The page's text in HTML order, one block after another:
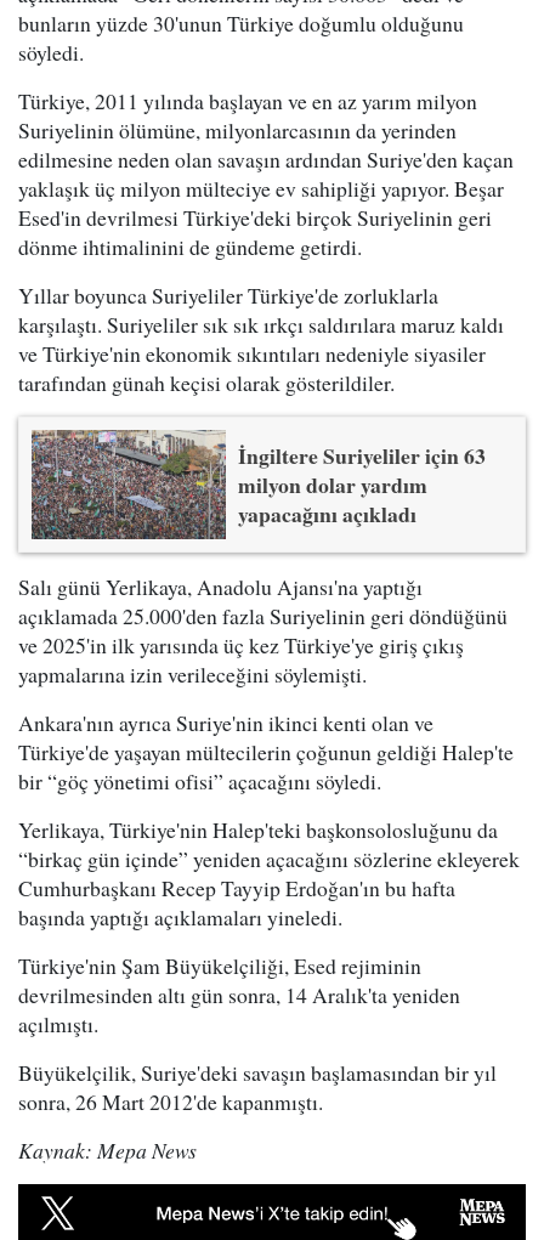
bunların yüzde 30'unun Türkiye doğumlu olduğunu
söyledi.
Türkiye, 2011 yılında başlayan ve en az yarım milyon
Suriyelinin ölümüne, milyonlarcasının da yerinden
edilmesine neden olan savaşın ardından Suriye'den kaçan
yaklaşık üç milyon mülteciye ev sahipliği yapıyor. Beşar
Esed'in devrilmesi Türkiye'deki birçok Suriyelinin geri
dönme ihtimalinini de gündeme getirdi.
Yıllar boyunca Suriyeliler Türkiye'de zorluklarla
karşılaştı. Suriyeliler sık sık ırkçı saldırılara maruz kaldı
ve Türkiye'nin ekonomik sıkıntıları nedeniyle siyasiler
tarafından günah keçisi olarak gösterildiler.
İngiltere Suriyeliler için 63
milyon dolar yardım
yapacağını açıkladı
Salı günü Yerlikaya, Anadolu Ajansı'na yaptığı
açıklamada 25.000'den fazla Suriyelinin geri döndüğünü
ve 2025'in ilk yarısında üç kez Türkiye'ye giriş çıkış
yapmalarına izin verileceğini söylemişti.
Ankara'nın ayrıca Suriye'nin ikinci kenti olan ve
Türkiye'de yaşayan mültecilerin çoğunun geldiği Halep'te
bir “göç yönetimi ofisi” açacağını söyledi.
Yerlikaya, Türkiye'nin Halep'teki başkonsolosluğunu da
“birkaç gün içinde” yeniden açacağını sözlerine ekleyerek
Cumhurbaşkanı Recep Tayyip Erdoğan'ın bu hafta
başında yaptığı açıklamaları yineledi.
Türkiye'nin Şam Büyükelçiliği, Esed rejiminin
devrilmesinden altı gün sonra, 14 Aralık'ta yeniden
açılmıştı.
Büyükelçilik, Suriye'deki savaşın başlamasından bir yıl
sonra, 26 Mart 2012'de kapanmıştı.
Kaynak: Mepa News